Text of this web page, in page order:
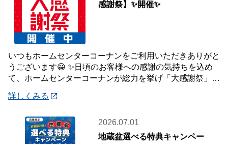
感謝祭】✨開催✨
いつもホームセンターコーナンをご利用いただきありがと
うございます😀 ✨日頃のお客様への感謝の気持ちを込め
て、ホームセンターコーナンが総力を挙げ「大感謝祭」を
詳しくみる
2026.07.01
地蔵盆選べる特典キャンペー